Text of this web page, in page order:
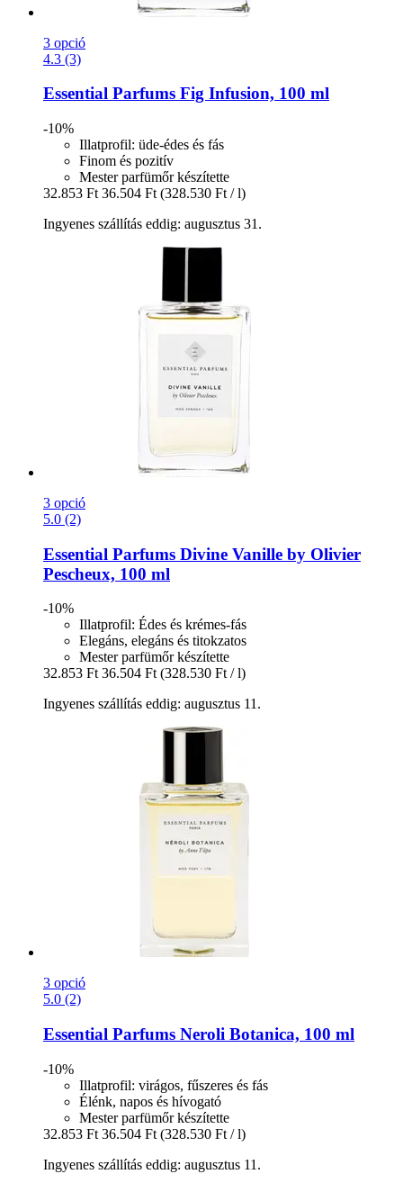
3 opció
4.3 (3)
Essential Parfums Fig Infusion, 100 ml
-10%
Illatprofil: üde-édes és fás
Finom és pozitív
Mester parfümőr készítette
32.853 Ft 36.504 Ft (328.530 Ft / l)
Ingyenes szállítás eddig: augusztus 31.
3 opció
5.0 (2)
Essential Parfums Divine Vanille by Olivier
Pescheux, 100 ml
-10%
Illatprofil: Édes és krémes-fás
Elegáns, elegáns és titokzatos
Mester parfümőr készítette
32.853 Ft 36.504 Ft (328.530 Ft / l)
Ingyenes szállítás eddig: augusztus 11.
3 opció
5.0 (2)
Essential Parfums Neroli Botanica, 100 ml
-10%
Illatprofil: virágos, fűszeres és fás
Élénk, napos és hívogató
Mester parfümőr készítette
32.853 Ft 36.504 Ft (328.530 Ft / l)
Ingyenes szállítás eddig: augusztus 11.